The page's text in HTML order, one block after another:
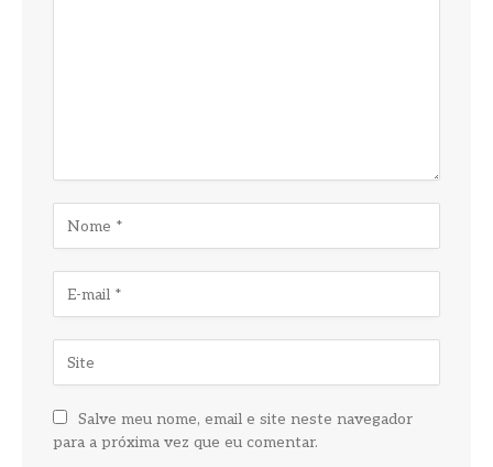
Salve meu nome, email e site neste navegador
para a próxima vez que eu comentar.